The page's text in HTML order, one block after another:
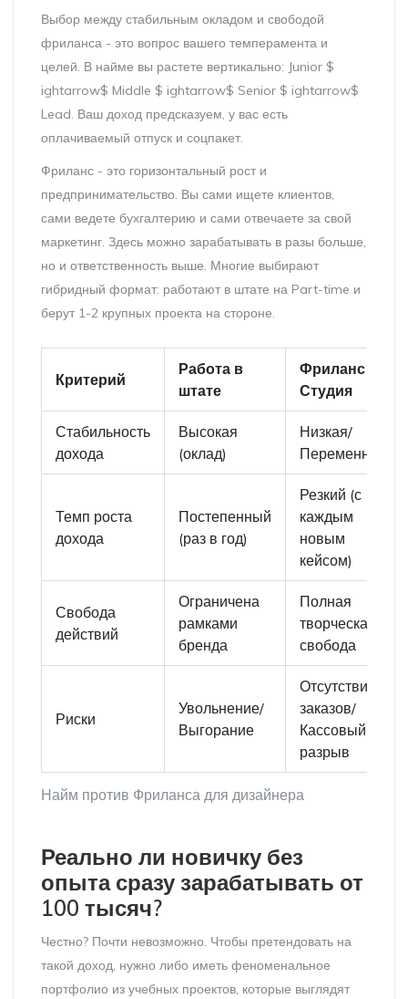
Выбор между стабильным окладом и свободой
фриланса - это вопрос вашего темперамента и
целей. В найме вы растете вертикально: Junior $
ightarrow$ Middle $ ightarrow$ Senior $ ightarrow$
Lead. Ваш доход предсказуем, у вас есть
оплачиваемый отпуск и соцпакет.
Фриланс - это горизонтальный рост и
предпринимательство. Вы сами ищете клиентов,
сами ведете бухгалтерию и сами отвечаете за свой
маркетинг. Здесь можно зарабатывать в разы больше,
но и ответственность выше. Многие выбирают
гибридный формат: работают в штате на Part-time и
берут 1-2 крупных проекта на стороне.
Найм против Фриланса для дизайнера
Критерий
Работа в
штате
Фриланс /
Студия
Стабильность
дохода
Высокая
(оклад)
Низкая/
Переменная
Темп роста
дохода
Постепенный
(раз в год)
Резкий (с
каждым
новым
кейсом)
Свобода
действий
Ограничена
рамками
бренда
Полная
творческая
свобода
Риски
Увольнение/
Выгорание
Отсутствие
заказов/
Кассовый
разрыв
Реально ли новичку без
опыта сразу зарабатывать от
100 тысяч?
Честно? Почти невозможно. Чтобы претендовать на
такой доход, нужно либо иметь феноменальное
портфолио из учебных проектов, которые выглядят